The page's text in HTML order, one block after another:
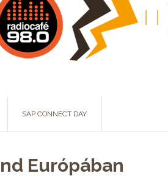
SAP CONNECT DAY
Európában